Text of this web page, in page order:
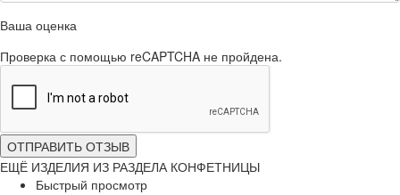
Ваша оценка
Проверка с помощью reCAPTCHA не пройдена.
ОТПРАВИТЬ ОТЗЫВ
ЕЩЁ ИЗДЕЛИЯ ИЗ РАЗДЕЛА КОНФЕТНИЦЫ
Быстрый просмотр